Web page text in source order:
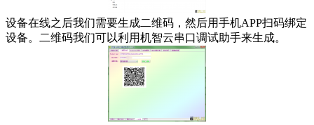
设备在线之后我们需要生成二维码，然后用手机APP扫码绑定
设备。二维码我们可以利用机智云串口调试助手来生成。